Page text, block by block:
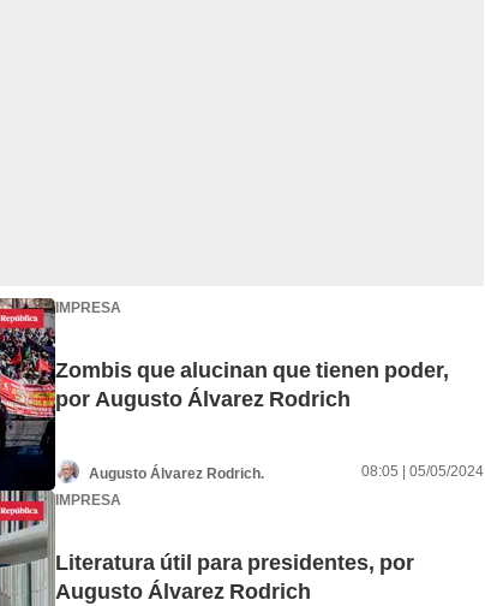
IMPRESA
Zombis que alucinan que tienen poder,
por Augusto Álvarez Rodrich
Augusto Álvarez Rodrich.
08:05 | 05/05/2024
IMPRESA
Literatura útil para presidentes, por
Augusto Álvarez Rodrich